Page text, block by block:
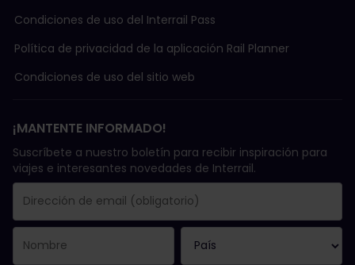
Condiciones de uso del Interrail Pass
Política de privacidad de la aplicación Rail Planner
Condiciones de uso del sitio web
¡MANTENTE INFORMADO!
Suscríbete a nuestro boletín para recibir inspiración para
viajes e interesantes novedades de Interrail.